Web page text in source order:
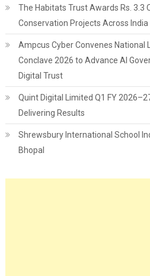
The Habitats Trust Awards Rs. 3.3
Conservation Projects Across India
Ampcus Cyber Convenes National
Conclave 2026 to Advance AI
Digital Trust
Quint Digital Limited Q1 FY
Delivering Results
Shrewsbury International School
Bhopal